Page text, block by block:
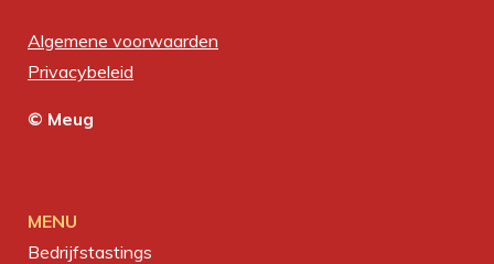
Algemene voorwaarden
Privacybeleid
© Meug
MENU
Bedrijfstastings